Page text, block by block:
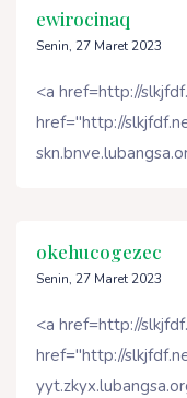
ewirocinaq
Senin, 27 Maret 2023
<a href=http://
href="http://
okehucogezec
Senin, 27 Maret 2023
<a href=http://
href="http://